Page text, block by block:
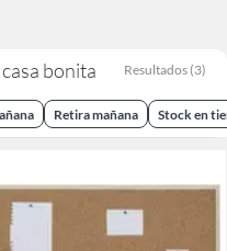
bonita Resultados (3)
Retira mañana Stock en